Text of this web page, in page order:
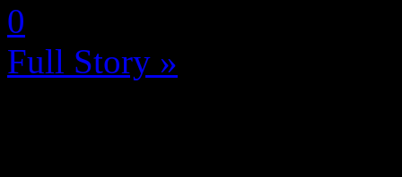
0
Full Story »